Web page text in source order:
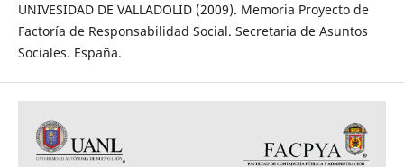
UNIVESIDAD DE VALLADOLID (2009). Memoria Proyecto de
Factoría de Responsabilidad Social. Secretaria de Asuntos
Sociales. España.